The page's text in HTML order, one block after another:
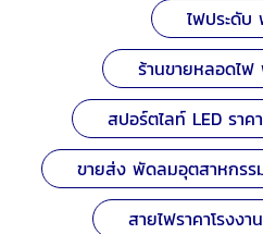
ไฟประดับ
ร้านขายหลอดไ
สปอร์ตไลท์ LED รา
ขายส่ง พัดลมอุตสาหกรร
สายไฟราคาโรงง